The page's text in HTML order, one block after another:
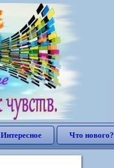
Интересное Что нового?